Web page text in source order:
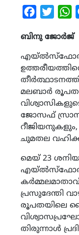
Facebook
Twitter
ബിനു ജോർജ്
എയ്‌ൽസ്‌ഫോർഡ്:
മലബാർ
ജോസഫ്
ചുമതല
മെയ് 23
പ്രസുദേന്തി
രൂപതയിലെ
തിരുന്നാൾ